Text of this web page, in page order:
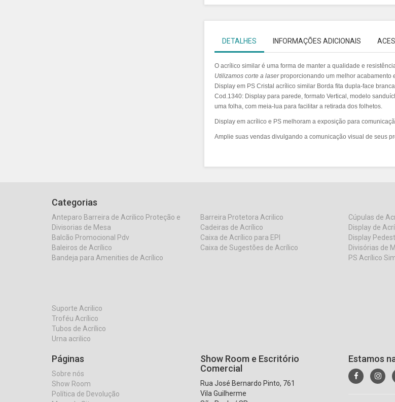
DETALHES INFORMAÇÕES ADICIONAIS
O acrílico similar é uma forma de manter a qualidade e
Utilizamos corte a laserproporcionando um melhor acabamento
Display em PS Cristal acrílico similar Borda fita dupla-face
Cod.1340: Display para parede, formato Vertical, modelo
uma folha, com meia-lua para facilitar a retirada dos folhetos.
Display em acrílico e PS melhoram a exposição para
Amplie suas vendas divulgando a comunicação visual de seus
Categorias
Anteparo Barreira de Acrilico Proteção e
Divisorias de Mesa
Balcão Promocional Pdv
Baleiros de Acrílico
Bandeja para Amenities de Acrílico
Barreira Protetora Acrilico
Cadeiras de Acrílico
Caixa de Acrílico para EPI
Caixa de Sugestões de Acrílico
Cúpulas de
Display de
Display
Divisórias de
PS Acrílico
Suporte Acrilico
Troféu Acrílico
Tubos de Acrílico
Urna acrilico
Páginas
Sobre nós
Show Room
Política de Devolução
Show Room e Escritório
Comercial
Rua José Bernardo Pinto, 761
Vila Guilherme
Estamos